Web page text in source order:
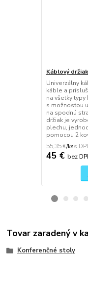
Káblový
Univerzálny
káble a
na všetky
s možnosťou
na spodnú
držiak je
plechu,
pomocou 2
55,35 €/ks
45 € bez
Tovar zaradený v
Konferenčné stoly